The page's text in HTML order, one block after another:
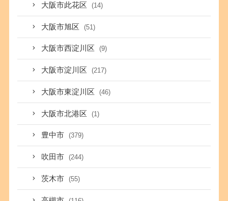
大阪市此花区 (14)
大阪市旭区 (51)
大阪市西淀川区 (9)
大阪市淀川区 (217)
大阪市東淀川区 (46)
大阪市北港区 (1)
豊中市 (379)
吹田市 (244)
茨木市 (55)